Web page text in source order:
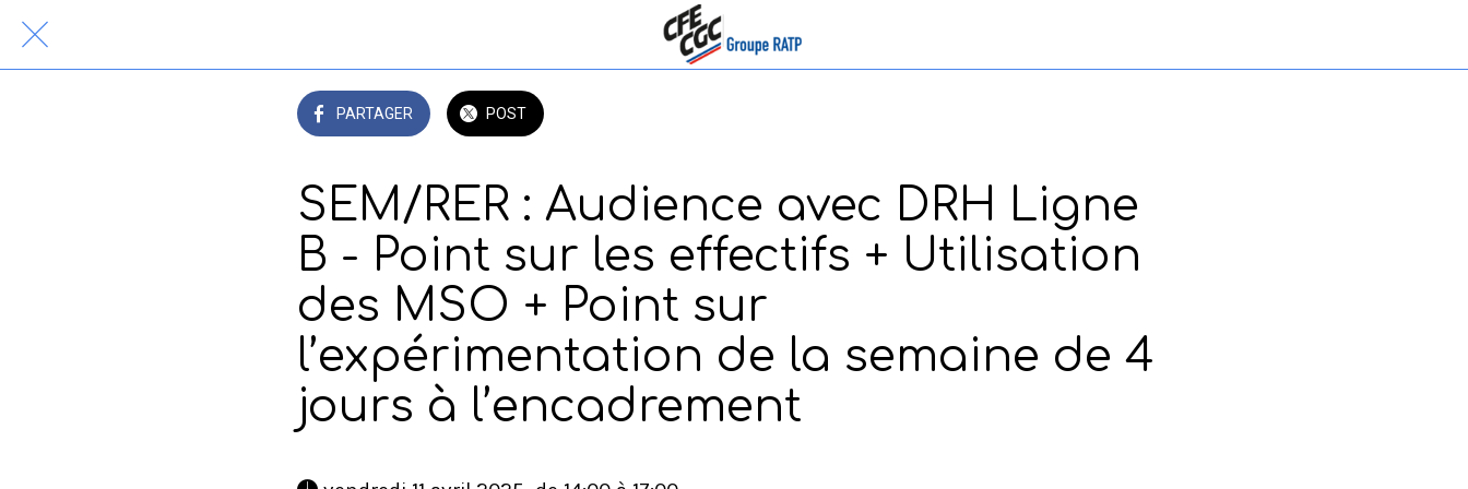
PARTAGER POST
SEM/RER : Audience avec DRH Ligne
B - Point sur les effectifs + Utilisation
des MSO + Point sur
l’expérimentation de la semaine de 4
jours à l’encadrement